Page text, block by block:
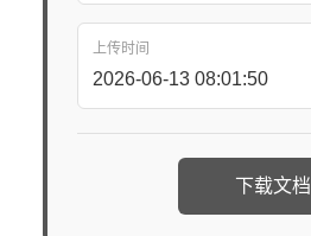
上传时间
2026-06-13 08:01:50
下载文档